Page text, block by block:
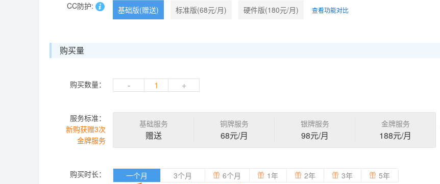
CC防护: 基础版(赠送) 标准版(68元/月) 硬件版(180元/月) 查看功能对比
购买量
购买数量： - +
服务标准：
新购获赠3次
金牌服务
基础服务
赠送
铜牌服务
68元/月
银牌服务
98元/月
金牌服务
188元/月
购买时长： 一个月 3个月 6个月 1年 2年 3年 5年